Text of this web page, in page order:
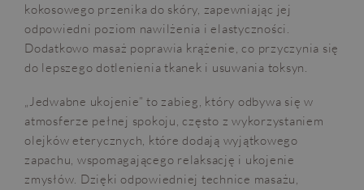
kokosowego przenika do skóry, zapewniając jej
odpowiedni poziom nawilżenia i elastyczności.
Dodatkowo masaż poprawia krążenie, co przyczynia się
do lepszego dotlenienia tkanek i usuwania toksyn.
„Jedwabne ukojenie” to zabieg, który odbywa się w
atmosferze pełnej spokoju, często z wykorzystaniem
olejków eterycznych, które dodają wyjątkowego
zapachu, wspomagającego relaksację i ukojenie
zmysłów. Dzięki odpowiedniej technice masażu,